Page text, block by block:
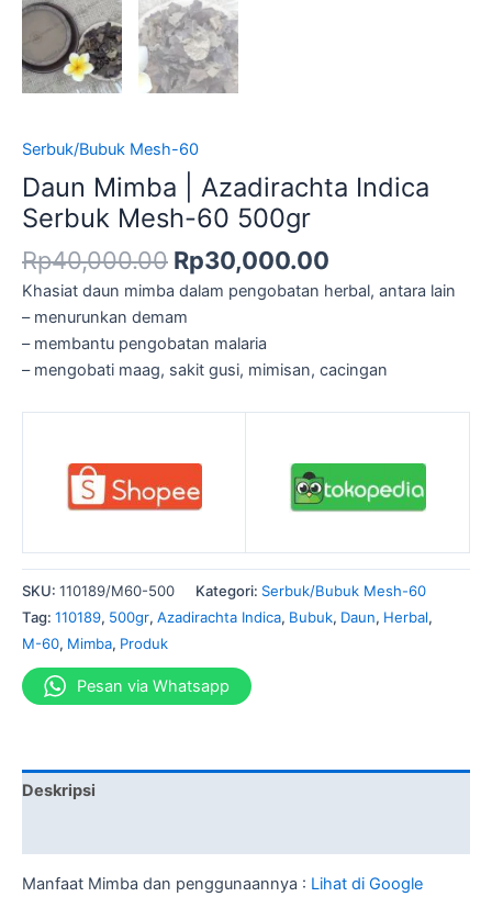
Serbuk/Bubuk Mesh-60
Daun Mimba | Azadirachta Indica
Serbuk Mesh-60 500gr
Rp40,000.00 Rp30,000.00
Khasiat daun mimba dalam pengobatan herbal, antara lain
– menurunkan demam
– membantu pengobatan malaria
– mengobati maag, sakit gusi, mimisan, cacingan
SKU: 110189/M60-500 Kategori: Serbuk/Bubuk Mesh-60
Tag: 110189, 500gr, Azadirachta Indica, Bubuk, Daun, Herbal,
M-60, Mimba, Produk
Pesan via Whatsapp
Deskripsi
Manfaat Mimba dan penggunaannya : Lihat di Google